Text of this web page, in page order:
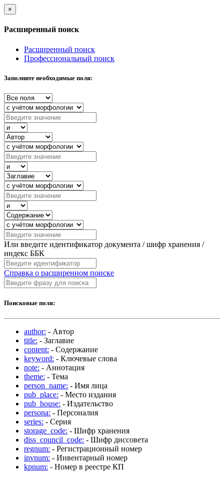
×
Расширенный поиск
Расширенный поиск
Профессиональный поиск
Заполните необходимые поля:
Или введите идентификатор документа / шифр хранения /
индекс ББК
Справка о расширенном поиске
Поисковые поля:
author: - Автор
title: - Заглавие
content: - Содержание
keyword: - Ключевые слова
note: - Аннотация
theme: - Тема
person_name: - Имя лица
pub_place: - Место издания
pub_house: - Издательство
persona: - Персоналия
series: - Серия
storage_code: - Шифр хранения
diss_council_code: - Шифр диссовета
regnum: - Регистрационный номер
invnum: - Инвентарный номер
kpnum: - Номер в реестре КП